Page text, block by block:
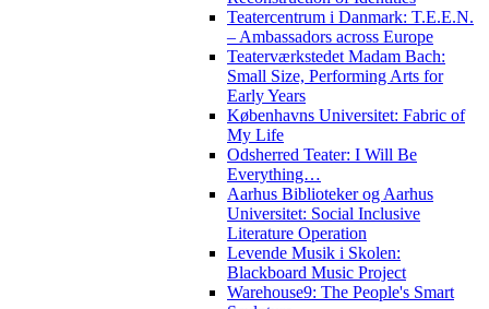
Teatercentrum i Danmark: T.E.E.N.
– Ambassadors across Europe
Teaterværkstedet Madam Bach:
Small Size, Performing Arts for
Early Years
Københavns Universitet: Fabric of
My Life
Odsherred Teater: I Will Be
Everything…
Aarhus Biblioteker og Aarhus
Universitet: Social Inclusive
Literature Operation
Levende Musik i Skolen:
Blackboard Music Project
Warehouse9: The People's Smart